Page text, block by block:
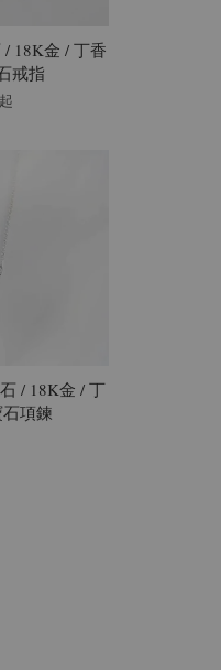
18K金 / 丁香
戒指
起
/ 18K金 / 丁
項鍊